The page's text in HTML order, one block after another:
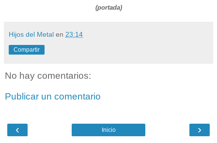
(portada)
Hijos del Metal en 23:14
Compartir
No hay comentarios:
Publicar un comentario
‹ ›
Inicio